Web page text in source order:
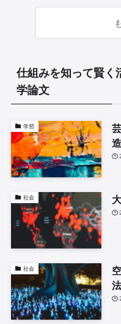
仕組みを知って賢く
学論文
学習
社会
社会
法